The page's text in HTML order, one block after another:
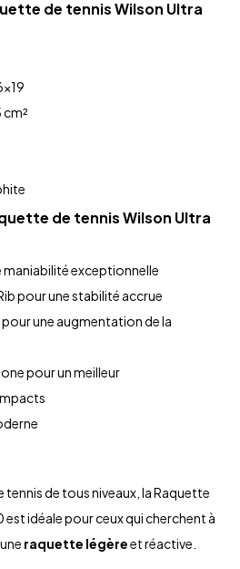
de tennis Wilson Ultra
cm²
de tennis Wilson Ultra
maniabilité exceptionnelle
pour une stabilité accrue
une augmentation de la
pour un meilleur
tennis de tous niveaux, la Raquette
est idéale pour ceux qui cherchent à
raquette légèreet réactive.